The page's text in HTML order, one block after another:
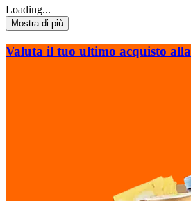
Loading...
Mostra di più
Valuta il tuo ultimo acquisto